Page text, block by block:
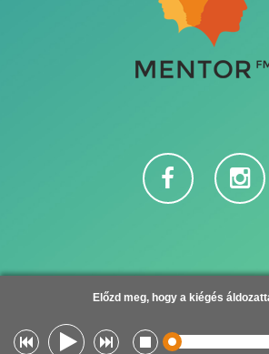
Előzd meg, hogy a kiégés
Adatvédelem
Theme Design byDigital